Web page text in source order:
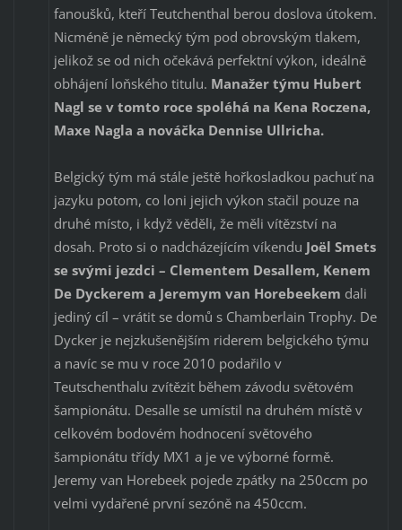
fanoušků, kteří Teutchenthal berou doslova útokem.
Nicméně je německý tým pod obrovským tlakem,
jelikož se od nich očekává perfektní výkon, ideálně
obhájení loňského titulu. Manažer týmu Hubert
Nagl se v tomto roce spoléhá na Kena Roczena,
Maxe Nagla a nováčka Dennise Ullricha.
Belgický tým má stále ještě hořkosladkou pachuť na
jazyku potom, co loni jejich výkon stačil pouze na
druhé místo, i když věděli, že měli vítězství na
dosah. Proto si o nadcházejícím víkendu Joël Smets
se svými jezdci – Clementem Desallem, Kenem
De Dyckerem a Jeremym van Horebeekem dali
jediný cíl – vrátit se domů s Chamberlain Trophy. De
Dycker je nejzkušenějším riderem belgického týmu
a navíc se mu v roce 2010 podařilo v
Teutschenthalu zvítězit během závodu světovém
šampionátu. Desalle se umístil na druhém místě v
celkovém bodovém hodnocení světového
šampionátu třídy MX1 a je ve výborné formě.
Jeremy van Horebeek pojede zpátky na 250ccm po
velmi vydařené první sezóně na 450ccm.